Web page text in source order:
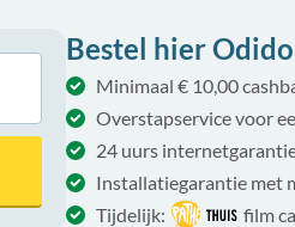
Bestel hier
Minimaal € 10,00
Overstapservice voor
24 uurs
Installatiegarantie met
Tijdelijk:
film